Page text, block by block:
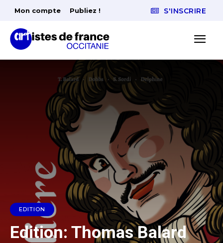
Mon compte Publiez ! S'INSCRIRE
EDITION
Edition: Thomas Balard